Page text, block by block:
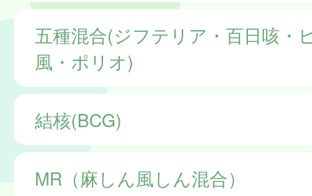
五種混合(ジフテリア・百日咳・
風・ポリオ)
結核(BCG)
MR（麻しん風しん混合）